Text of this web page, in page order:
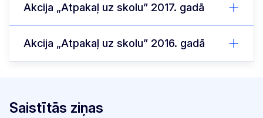
Akcija „Atpakaļ uz skolu” 2017. gadā
Akcija „Atpakaļ uz skolu” 2016. gadā
Saistītās ziņas